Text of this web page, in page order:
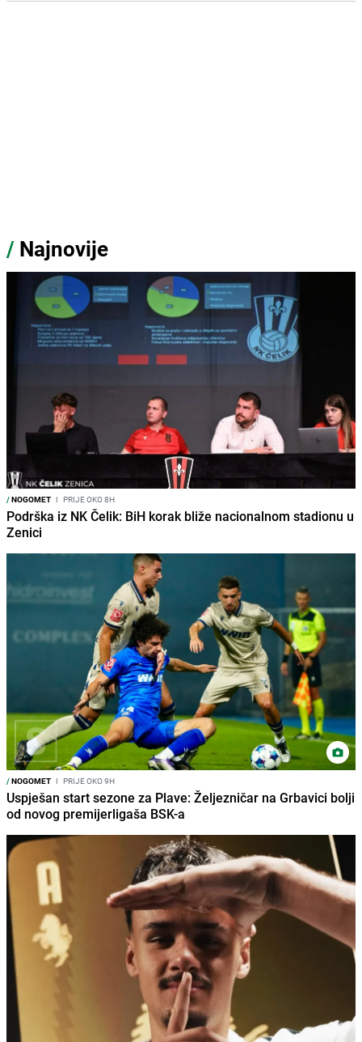
/ Najnovije
/NOGOMET I PRIJE OKO 8H
Podrška iz NK Čelik: BiH korak bliže nacionalnom stadionu u
Zenici
/NOGOMET I PRIJE OKO 9H
Uspješan start sezone za Plave: Željezničar na Grbavici bolji
od novog premijerligaša BSK-a